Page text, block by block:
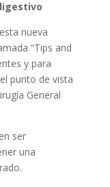
nueva
“Tips and
y para
punto de vista
General
ser
una